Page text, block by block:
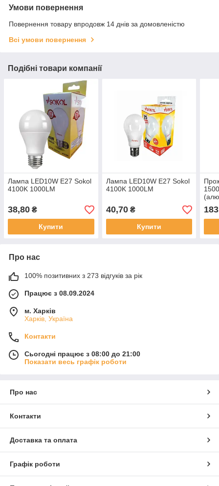
Умови повернення
Повернення товару впродовж 14 днів за домовленістю
Всі умови повернення
Подібні товари компанії
Лампа LED10W E27 Sokol
4100K 1000LM
38,80 ₴
Купити
Лампа LED10W E27 Sokol
4100K 1000LM
40,70₴
Купити
Про нас
100% позитивних з 273 відгуків за рік
Працює з 08.09.2024
м. Харків
Харків, Україна
Контакти
Сьогодні працює з 08:00 до 21:00
Показати весь графік роботи
Про нас
Контакти
Доставка та оплата
Графік роботи